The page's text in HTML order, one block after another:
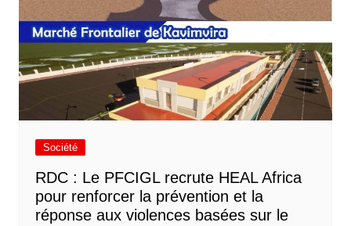
Société
RDC : Le PFCIGL recrute HEAL Africa
pour renforcer la prévention et la
réponse aux violences basées sur le